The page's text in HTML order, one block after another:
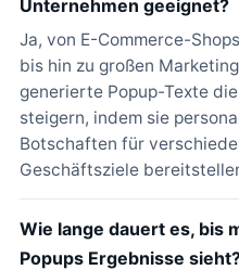
Unternehmen geeignet?
Ja, von E-Commerce-
bis hin zu großen
generierte Popup-Texte
steigern, indem sie
Botschaften für
Geschäftsziele
Wie lange dauert es, bis
Popups Ergebnisse